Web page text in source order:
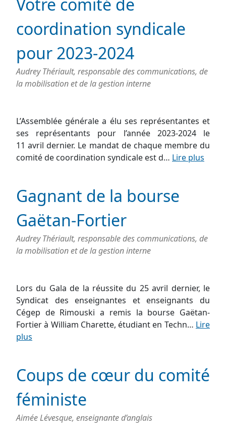
coordination syndicale
pour 2023-2024
Audrey Thériault, responsable des communications, de
la mobilisation et de la gestion interne
L’Assemblée générale a élu ses représentantes et
ses représentants pour l’année 2023-2024 le
11 avril dernier. Le mandat de chaque membre du
comité de coordination syndicale est d… Lire plus
Gagnant de la bourse
Gaëtan-Fortier
Audrey Thériault, responsable des communications, de
la mobilisation et de la gestion interne
Lors du Gala de la réussite du 25 avril dernier, le
Syndicat des enseignantes et enseignants du
Cégep de Rimouski a remis la bourse Gaëtan-
Fortier à William Charette, étudiant en Techn… Lire
plus
Coups de cœur du comité
féministe
Aimée Lévesque, enseignante d’anglais